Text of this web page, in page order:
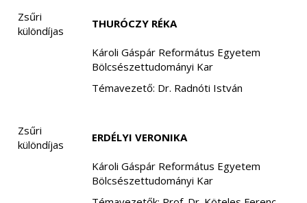
Zsűri
különdíjas
THURÓCZY RÉKA
Károli Gáspár Református Egyetem
Bölcsészettudományi Kar
Témavezető: Dr. Radnóti István
Zsűri
különdíjas
ERDÉLYI VERONIKA
Károli Gáspár Református Egyetem
Bölcsészettudományi Kar